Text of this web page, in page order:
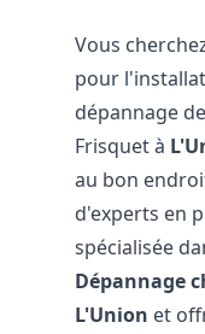
Vous
pour
dépannage
Frisquet à
au bon
d'experts en
spécialisée
Dépannage
L'Union et